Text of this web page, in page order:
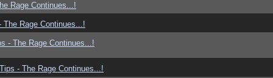
Rage Continues...!
The Rage Continues...!
- The Rage Continues...!
- The Rage Continues...!